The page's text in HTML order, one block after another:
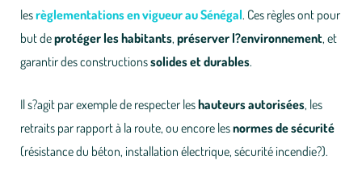
lesrèglementations en vigueurau Sénégal. Ces règles ont pour
but deprotéger les habitants, préserver l?environnement, et
garantir des constructionssolides et durables.
Il s?agit par exemple de respecter leshauteurs autorisées, les
retraits par rapport à la route, ou encore lesnormes de sécurité
(résistance du béton, installation électrique, sécurité incendie?).